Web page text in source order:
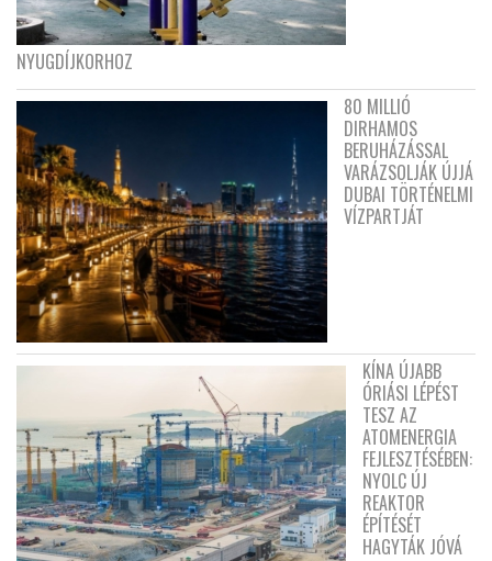
NYUGDÍJKORHOZ
80 MILLIÓ
DIRHAMOS
BERUHÁZÁSSAL
VARÁZSOLJÁK ÚJJÁ
DUBAI TÖRTÉNELMI
VÍZPARTJÁT
KÍNA ÚJABB
ÓRIÁSI LÉPÉST
TESZ AZ
ATOMENERGIA
FEJLESZTÉSÉBEN:
NYOLC ÚJ
REAKTOR
ÉPÍTÉSÉT
HAGYTÁK JÓVÁ